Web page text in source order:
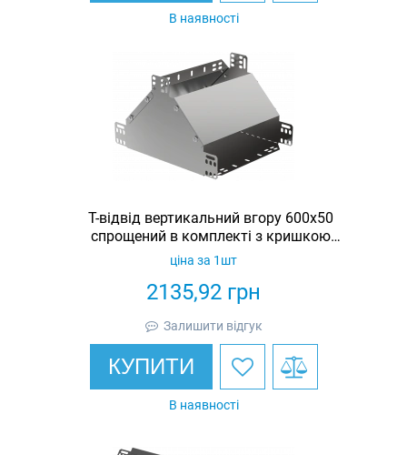
В наявності
Т-відвід вертикальний вгору 600х50
спрощений в комплекті з кришкою
IEK
2135,92 грн
ціна за 1шт
Залишити відгук
КУПИТИ
В наявності